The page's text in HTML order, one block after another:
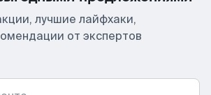
лучшие лайфхаки,
от экспертов